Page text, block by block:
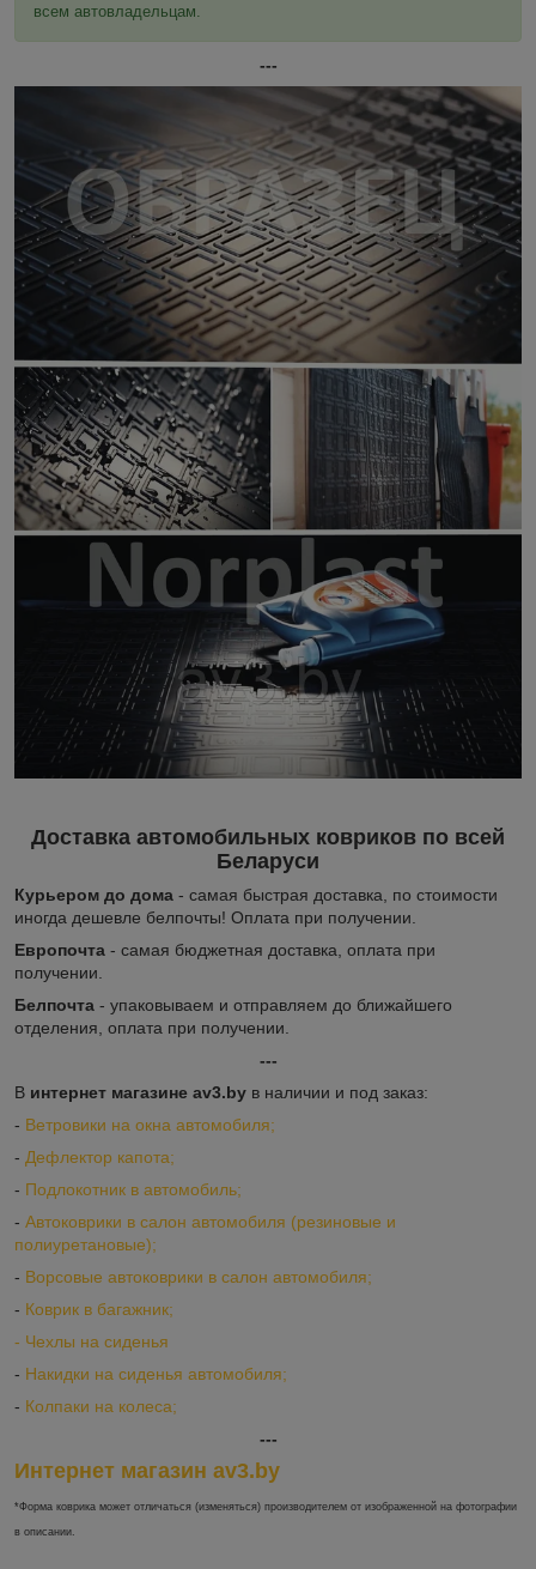
всем автовладельцам.
---
Доставка автомобильных ковриков по всей
Беларуси
Курьером до дома - самая быстрая доставка, по стоимости
иногда дешевле белпочты! Оплата при получении.
Европочта - самая бюджетная доставка, оплата при
получении.
Белпочта - упаковываем и отправляем до ближайшего
отделения, оплата при получении.
---
В интернет магазине av3.by в наличии и под заказ:
- Ветровики на окна автомобиля;
- Дефлектор капота;
- Подлокотник в автомобиль;
- Автоковрики в салон автомобиля (резиновые и
полиуретановые);
- Ворсовые автоковрики в салон автомобиля;
- Коврик в багажник;
- Чехлы на сиденья
- Накидки на сиденья автомобиля;
- Колпаки на колеса;
---
Интернет магазин av3.by
*Форма коврика может отличаться (изменяться) производителем от изображенной на фотографии
в описании.